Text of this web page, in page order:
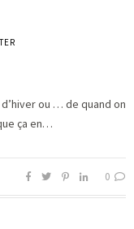
ou … de quand on
ça en…
0